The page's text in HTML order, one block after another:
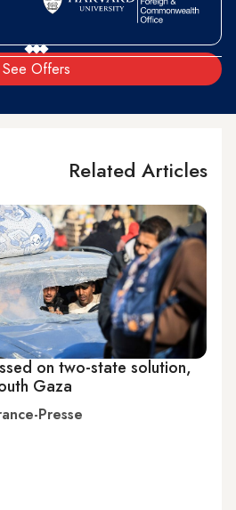
See Offers
Related Articles
on two-state solution,
Gaza
Presse